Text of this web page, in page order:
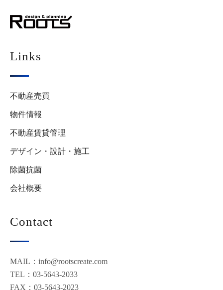
Links
不動産売買
物件情報
不動産賃貸管理
デザイン・設計・施工
除菌抗菌
会社概要
Contact
MAIL：info@rootscreate.com
TEL：03-5643-2033
FAX：03-5643-2023